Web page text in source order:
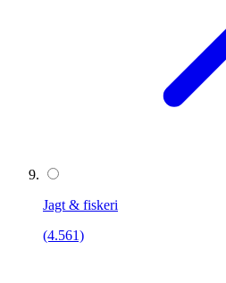
Jagt & fiskeri
(4.561)